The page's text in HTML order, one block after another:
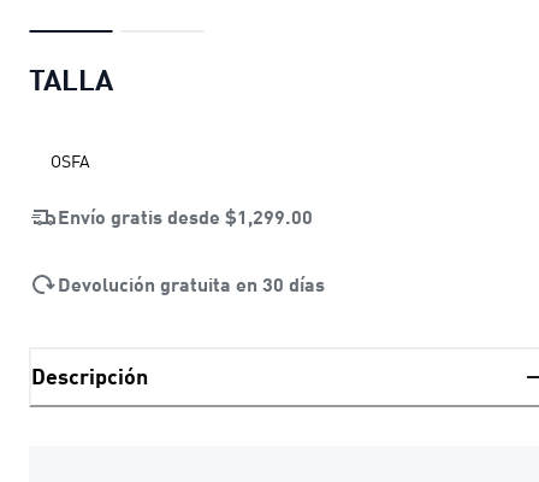
TALLA
OSFA
Envío gratis desde $1,299.00
Devolución gratuita en 30 días
Descripción